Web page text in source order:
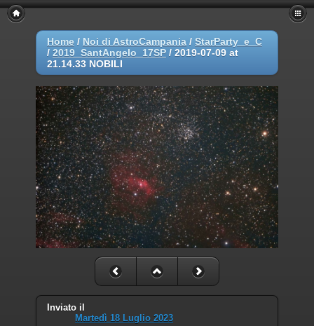
Home / Noi di AstroCampania / StarParty_e_C
/ 2019_SantAngelo_17SP / 2019-07-09 at
21.14.33 NOBILI
Inviato il
Martedì 18 Luglio 2023